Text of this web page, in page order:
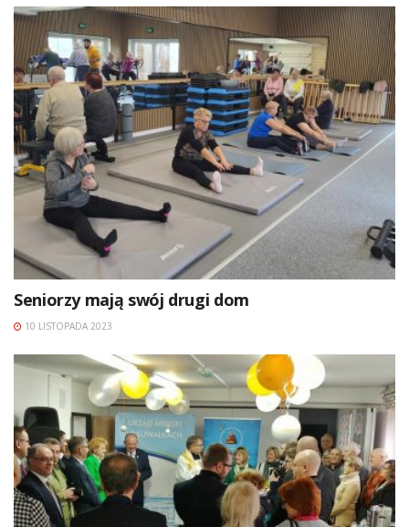
Seniorzy mają swój drugi dom
10 LISTOPADA 2023